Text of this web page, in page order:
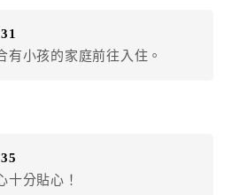
宿金額」時，請注意！為避免飯
，如逾時未提出申辦，視同無條
次，限原訂飯店，異動完成後不
原訂飯店
有小孩的家庭前往入住。
十分貼心！